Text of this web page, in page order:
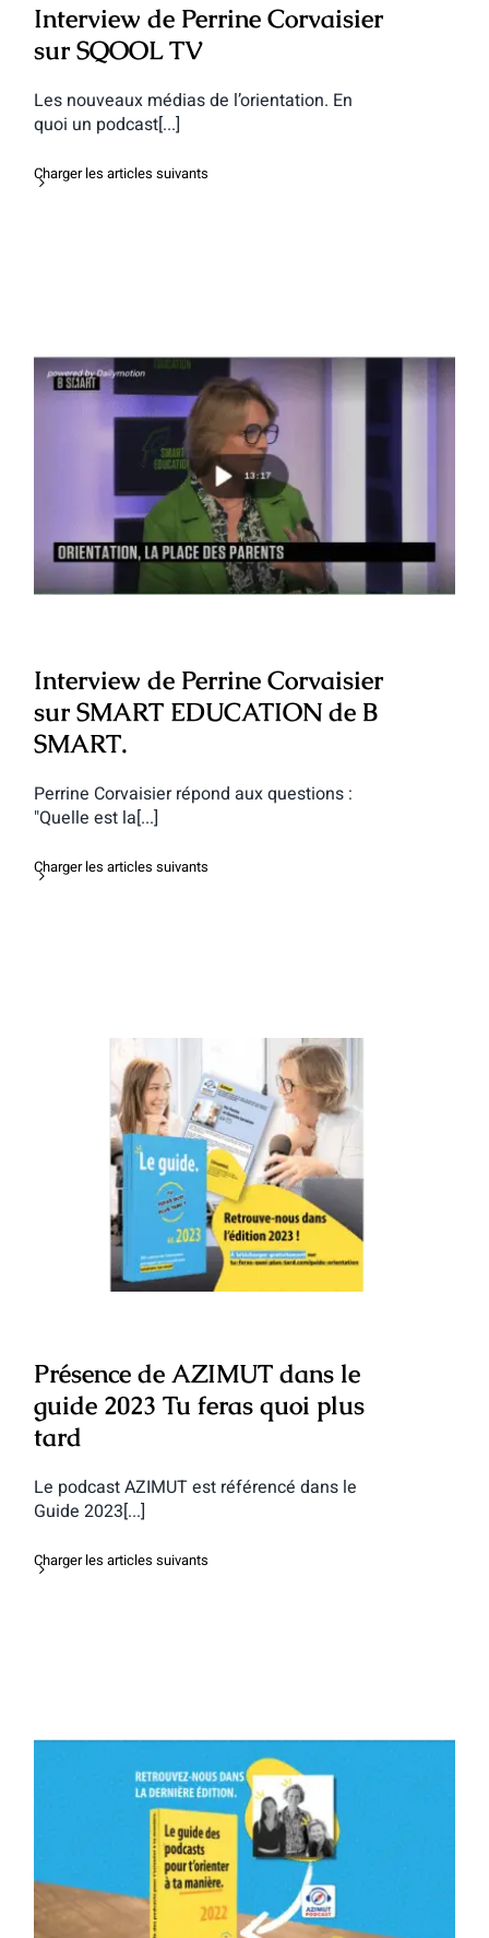
Interview de Perrine Corvaisier
sur SQOOL TV
Les nouveaux médias de l’orientation. En
quoi un podcast[...]
Charger les articles suivants
Interview de Perrine Corvaisier sur
SMART EDUCATION de B SMART.
Interview de Perrine Corvaisier
sur SMART EDUCATION de B
SMART.
Perrine Corvaisier répond aux questions :
"Quelle est la[...]
Charger les articles suivants
Présence de AZIMUT dans le guide
2023 Tu feras quoi plus tard
Présence de AZIMUT dans le
guide 2023 Tu feras quoi plus
tard
Le podcast AZIMUT est référencé dans le
Guide 2023[...]
Charger les articles suivants
Présence de AZIMUT dans le guide
2022 Tu feras quoi plus tard